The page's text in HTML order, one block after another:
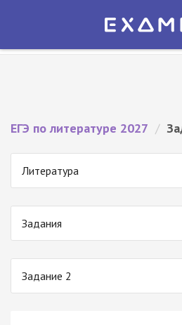
Экзамер — ЕГЭ 2027
ЕГЭ по литературе 2027 /
Литература
Задания
Задание 2